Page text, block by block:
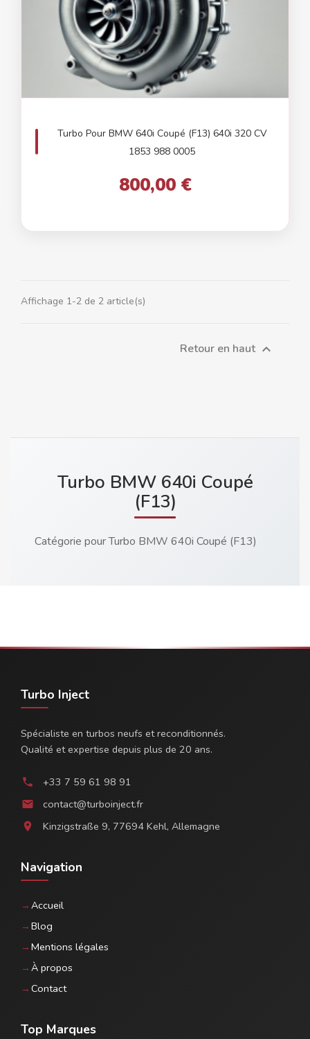
Turbo Pour BMW 640i Coupé (F13) 640i 320 CV
1853 988 0005
800,00 €
Affichage 1-2 de 2 article(s)
Retour en haut 
Turbo BMW 640i Coupé
(F13)
Catégorie pour Turbo BMW 640i Coupé (F13)
Turbo Inject
Spécialiste en turbos neufs et reconditionnés.
Qualité et expertise depuis plus de 20 ans.
phone +33 7 59 61 98 91
email contact@turboinject.fr
location_on Kinzigstraße 9, 77694 Kehl, Allemagne
Navigation
Accueil
Blog
Mentions légales
À propos
Contact
Top Marques